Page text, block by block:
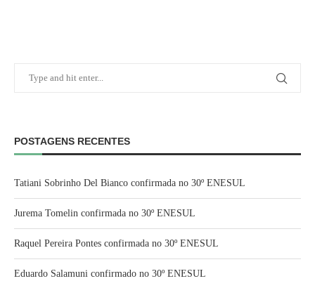
POSTAGENS RECENTES
Tatiani Sobrinho Del Bianco confirmada no 30º ENESUL
Jurema Tomelin confirmada no 30º ENESUL
Raquel Pereira Pontes confirmada no 30º ENESUL
Eduardo Salamuni confirmado no 30º ENESUL